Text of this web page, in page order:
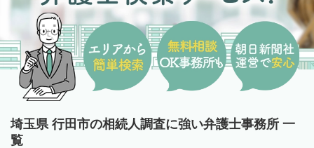
埼玉県 行田市の相続人調査に強い弁護士事務所 一
覧